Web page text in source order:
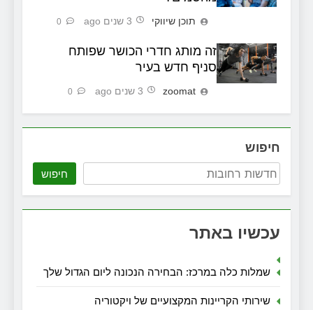
תוכן שיווקי 3 שנים ago 0
זה מותג חדרי הכושר שפותח
סניף חדש בעיר
zoomat 3 שנים ago 0
חיפוש
חיפוש
עכשיו באתר
שמלות כלה במרכז: הבחירה הנכונה ליום הגדול שלך
שירותי הקריינות המקצועיים של ויקטוריה